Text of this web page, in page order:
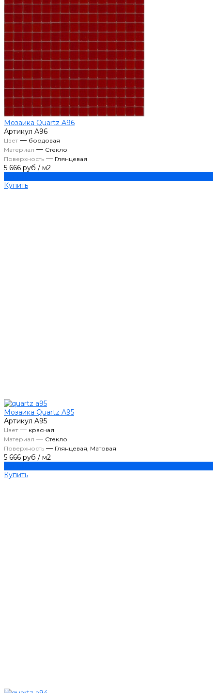
Мозаика Quartz A96
Артикул A96
Цвет— бордовая
Материал — Стекло
Поверхность — Глянцевая
5 666 руб / м2
Купить
Мозаика Quartz A95
Артикул A95
Цвет— красная
Материал — Стекло
Поверхность — Глянцевая, Матовая
5 666 руб / м2
Купить